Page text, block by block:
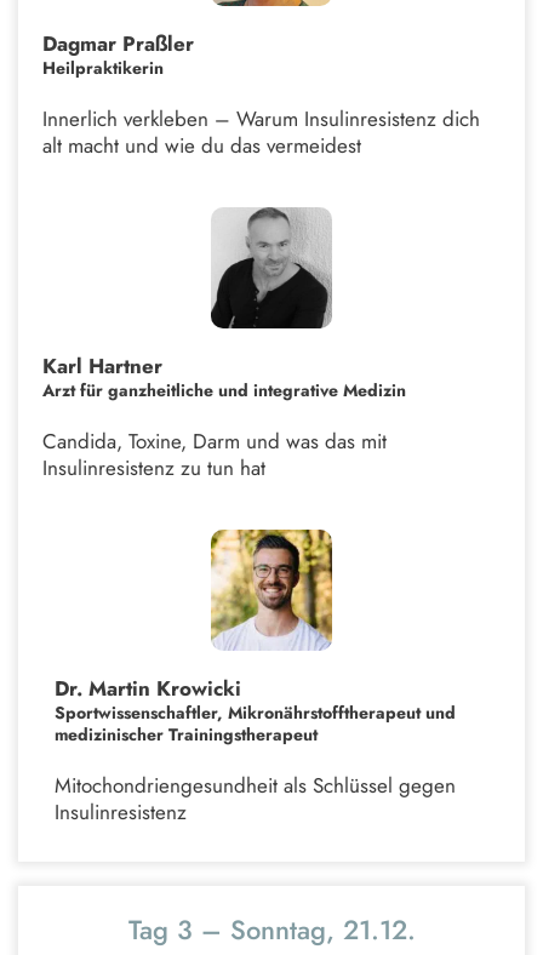
Dagmar Praßler
Heilpraktikerin
Innerlich verkleben – Warum Insulinresistenz dich
alt macht und wie du das vermeidest
Karl Hartner
Arzt für ganzheitliche und integrative Medizin
Candida, Toxine, Darm und was das mit
Insulinresistenz zu tun hat
Dr. Martin Krowicki
Sportwissenschaftler, Mikronährstofftherapeut und
medizinischer Trainingstherapeut
Mitochondriengesundheit als Schlüssel gegen
Insulinresistenz
Tag 3 – Sonntag, 21.12.